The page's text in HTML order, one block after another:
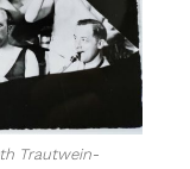
Trautwein-